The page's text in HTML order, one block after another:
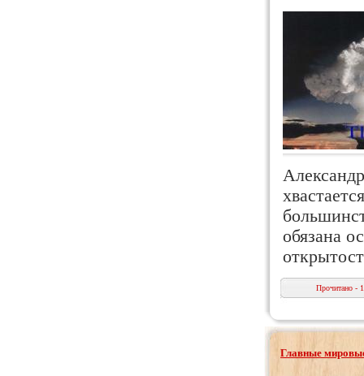
обязана
Прочитано -
Главные